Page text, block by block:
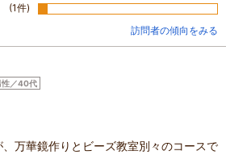
(1件)
訪問者の傾向をみる
性／40代
万華鏡作りとビーズ教室別々のコースで